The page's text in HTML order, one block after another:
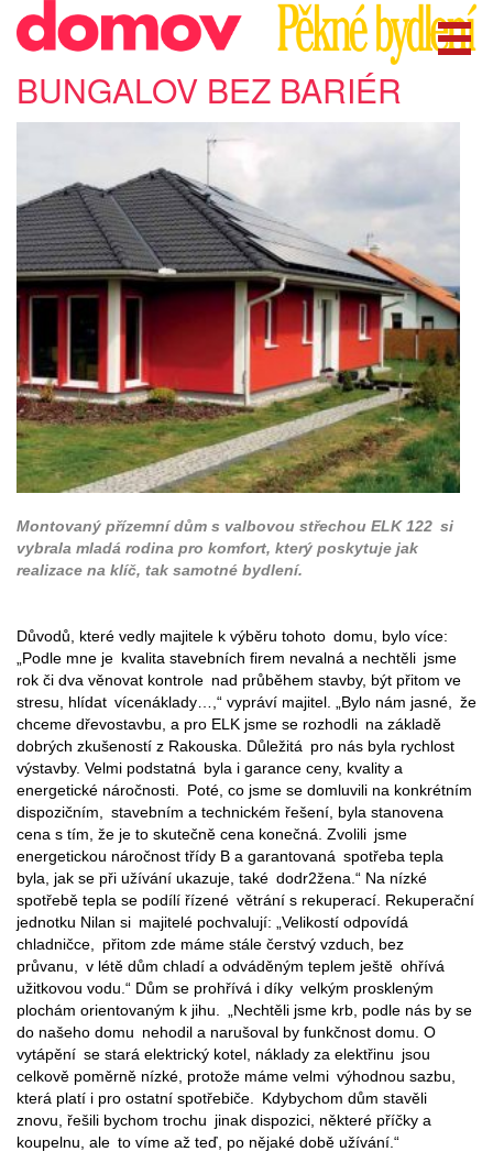
BUNGALOV BEZ BARIÉR
Montovaný přízemní dům s valbovou střechou ELK 122 si
vybrala mladá rodina pro komfort, který poskytuje jak
realizace na klíč, tak samotné bydlení.
Důvodů, které vedly majitele k výběru tohoto domu, bylo více:
„Podle mne je kvalita stavebních firem nevalná a nechtěli jsme
rok či dva věnovat kontrole nad průběhem stavby, být přitom ve
stresu, hlídat vícenáklady…,“ vypráví majitel. „Bylo nám jasné, že
chceme dřevostavbu, a pro ELK jsme se rozhodli na základě
dobrých zkušeností z Rakouska. Důležitá pro nás byla rychlost
výstavby. Velmi podstatná byla i garance ceny, kvality a
energetické náročnosti. Poté, co jsme se domluvili na konkrétním
dispozičním, stavebním a technickém řešení, byla stanovena
cena s tím, že je to skutečně cena konečná. Zvolili jsme
energetickou náročnost třídy B a garantovaná spotřeba tepla
byla, jak se při užívání ukazuje, také dodr2žena.“ Na nízké
spotřebě tepla se podílí řízené větrání s rekuperací. Rekuperační
jednotku Nilan si majitelé pochvalují: „Velikostí odpovídá
chladničce, přitom zde máme stále čerstvý vzduch, bez
průvanu, v létě dům chladí a odváděným teplem ještě ohřívá
užitkovou vodu.“ Dům se prohřívá i díky velkým proskleným
plochám orientovaným k jihu. „Nechtěli jsme krb, podle nás by se
do našeho domu nehodil a narušoval by funkčnost domu. O
vytápění se stará elektrický kotel, náklady za elektřinu jsou
celkově poměrně nízké, protože máme velmi výhodnou sazbu,
která platí i pro ostatní spotřebiče. Kdybychom dům stavěli
znovu, řešili bychom trochu jinak dispozici, některé příčky a
koupelnu, ale to víme až teď, po nějaké době užívání.“